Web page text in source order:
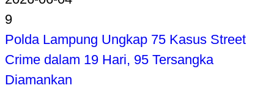
9
Polda Lampung Ungkap 75 Kasus Street
Crime dalam 19 Hari, 95 Tersangka
Diamankan